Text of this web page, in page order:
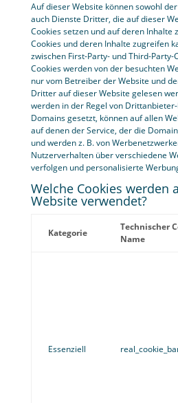
Auf dieser Website können sowohl
auch Dienste Dritter, die auf dieser
Cookies setzen und auf deren Inhalte
Cookies und deren Inhalte zugreifen
zwischen First-Party- und Third-Party-
Cookies werden von der besuchten
nur vom Betreiber der Website und
Dritter auf dieser Website gelesen
werden in der Regel von
Domains gesetzt, können auf allen
auf denen der Service, der die
und werden z. B. von
Nutzerverhalten über verschiedene
verfolgen und personalisierte
Welche Cookies werden
Website verwendet?
Kategorie
Technischer
Name
Essenziell